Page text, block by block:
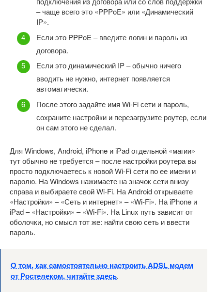
– чаще всего это «PPPoE» или «Динамический
IP».
Если это PPPoE – введите логин и пароль из
договора.
Если это динамический IP – обычно ничего
вводить не нужно, интернет появляется
автоматически.
После этого задайте имя Wi-Fi сети и пароль,
сохраните настройки и перезагрузите роутер, если
он сам этого не сделал.
Для Windows, Android, iPhone и iPad отдельной «магии»
тут обычно не требуется – после настройки роутера вы
просто подключаетесь к новой Wi-Fi сети по ее имени и
паролю. На Windows нажимаете на значок сети внизу
справа и выбираете свой Wi-Fi. На Android открываете
«Настройки» – «Сеть и интернет» – «Wi-Fi». На iPhone и
iPad – «Настройки» – «Wi-Fi». На Linux путь зависит от
оболочки, но смысл тот же: найти свою сеть и ввести
пароль.
О том, как самостоятельно настроить ADSL модем
от Ростелеком, читайте здесь.